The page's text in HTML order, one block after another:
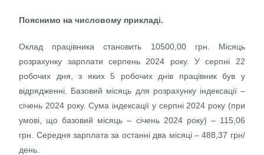
Пояснимо на числовому прикладі.
Оклад працівника становить 10500,00 грн. Місяць
розрахунку зарплати серпень 2024 року. У серпні 22
робочих дня, з яких 5 робочих днів працівник був у
відрядженні. Базовий місяць для розрахунку індексації –
січень 2024 року. Сума індексації у серпні 2024 року (при
умові, що базовий місяць – січень 2024 року) – 115,06
грн. Середня зарплата за останні два місяці – 488,37 грн/
день.